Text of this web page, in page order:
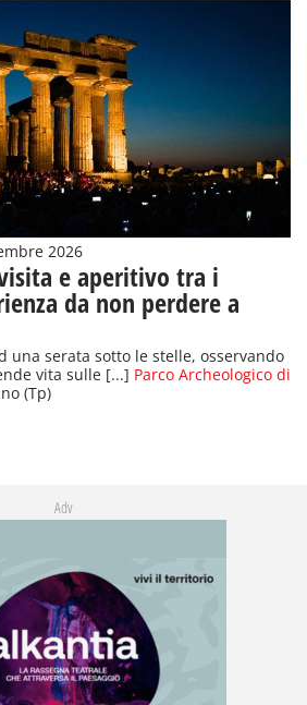
2026
e aperitivo tra i
da non perdere a
una serata sotto le stelle, osservando
vita sulle [...] Parco Archeologico di
(Tp)
Adv